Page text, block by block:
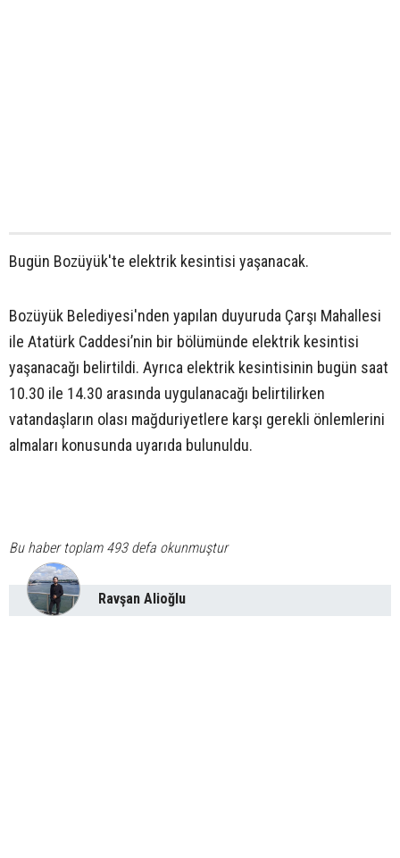
Bugün Bozüyük'te elektrik kesintisi yaşanacak.
Bozüyük Belediyesi'nden yapılan duyuruda Çarşı Mahallesi
ile Atatürk Caddesi’nin bir bölümünde elektrik kesintisi
yaşanacağı belirtildi. Ayrıca elektrik kesintisinin bugün saat
10.30 ile 14.30 arasında uygulanacağı belirtilirken
vatandaşların olası mağduriyetlere karşı gerekli önlemlerini
almaları konusunda uyarıda bulunuldu.
Bu haber toplam 493 defa okunmuştur
Ravşan Alioğlu